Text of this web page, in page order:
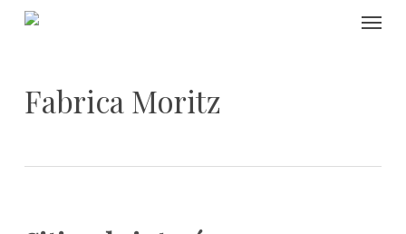
Skip
Fabrica Moritz